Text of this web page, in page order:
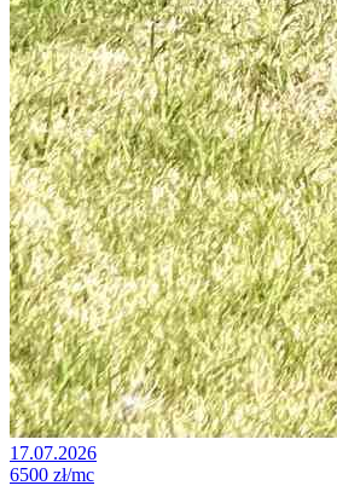
17.07.2026
6500 zł/mc